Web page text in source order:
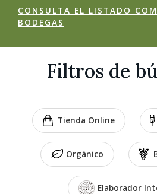
CONSULTA EL LISTADO
BODEGAS
Filtros de
Tienda Online
Orgánico
Elaborador